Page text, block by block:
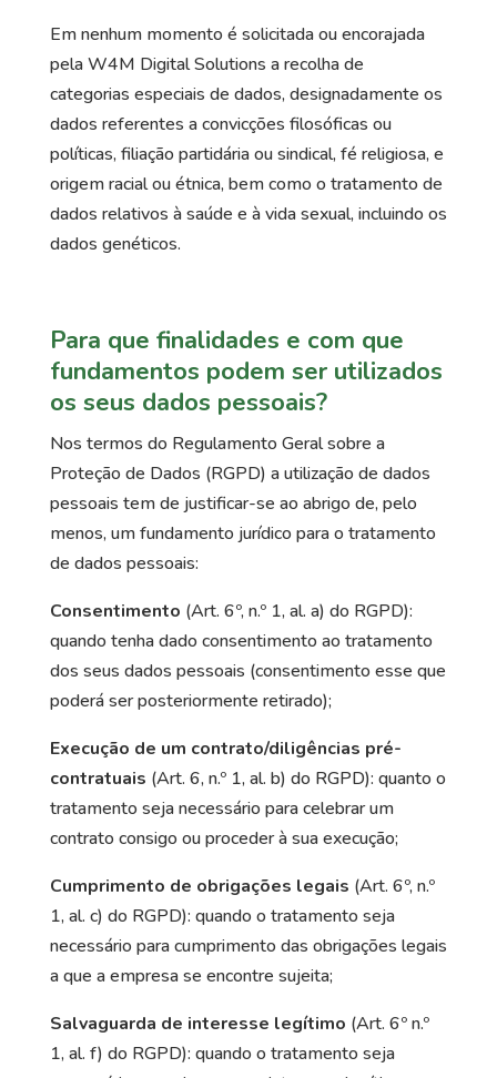
Em nenhum momento é solicitada ou encorajada
pela W4M Digital Solutions a recolha de
categorias especiais de dados, designadamente os
dados referentes a convicções filosóficas ou
políticas, filiação partidária ou sindical, fé religiosa, e
origem racial ou étnica, bem como o tratamento de
dados relativos à saúde e à vida sexual, incluindo os
dados genéticos.
Para que finalidades e com que
fundamentos podem ser utilizados
os seus dados pessoais?
Nos termos do Regulamento Geral sobre a
Proteção de Dados (RGPD) a utilização de dados
pessoais tem de justificar-se ao abrigo de, pelo
menos, um fundamento jurídico para o tratamento
de dados pessoais:
Consentimento (Art. 6º, n.º 1, al. a) do RGPD):
quando tenha dado consentimento ao tratamento
dos seus dados pessoais (consentimento esse que
poderá ser posteriormente retirado);
Execução de um contrato/diligências pré-
contratuais (Art. 6, n.º 1, al. b) do RGPD): quanto o
tratamento seja necessário para celebrar um
contrato consigo ou proceder à sua execução;
Cumprimento de obrigações legais (Art. 6º, n.º
1, al. c) do RGPD): quando o tratamento seja
necessário para cumprimento das obrigações legais
a que a empresa se encontre sujeita;
Salvaguarda de interesse legítimo (Art. 6º n.º
1, al. f) do RGPD): quando o tratamento seja